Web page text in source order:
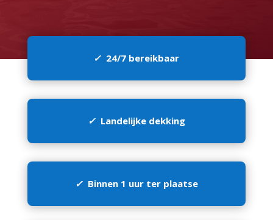
✓ 24/7 bereikbaar
✓ Landelijke dekking
✓Binnen 1 uur ter plaatse